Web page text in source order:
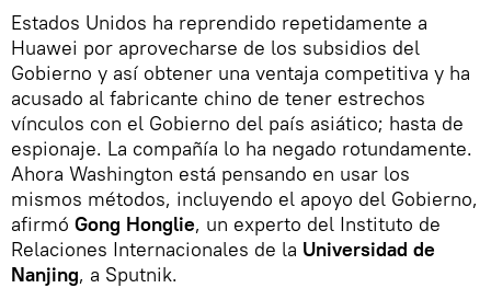
Estados Unidos ha reprendido repetidamente a
Huawei por aprovecharse de los subsidios del
Gobierno y así obtener una ventaja competitiva y ha
acusado al fabricante chino de tener estrechos
vínculos con el Gobierno del país asiático; hasta de
espionaje. La compañía lo ha negado rotundamente.
Ahora Washington está pensando en usar los
mismos métodos, incluyendo el apoyo del Gobierno,
afirmó Gong Honglie, un experto del Instituto de
Relaciones Internacionales de la Universidad de
Nanjing, a Sputnik.